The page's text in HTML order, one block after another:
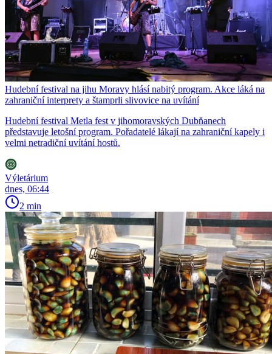
Hudební festival na jihu Moravy hlásí nabitý program. Akce láká na
zahraniční interprety a štamprli slivovice na uvítání
Hudební festival Metla fest v jihomoravských Dubňanech
představuje letošní program. Pořadatelé lákají na zahraniční kapely i
velmi netradiční uvítání hostů.
Výletárium
dnes, 06:44
2 min